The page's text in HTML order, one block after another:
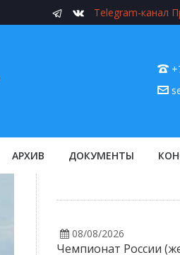
Telegram-канал
АРХИВ ДОКУМЕНТЫ
08/08/2026
Чемпионат России